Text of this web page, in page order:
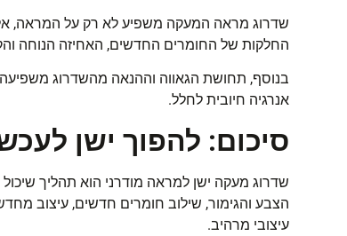
שדרוג מראה המעקה משפיע לא רק על המראה,
החלקות של החומרים החדשים, האחיזה הנוחה
בנוסף, תחושת הגאווה וההנאה מהשדרוג
אנרגיה חיובית לחלל.
סיכום: להפוך ישן
שדרוג מעקה ישן למראה מודרני הוא תהליך
הצבע והגימור, שילוב חומרים חדשים, עיצוב
עיצובי מרהיב.